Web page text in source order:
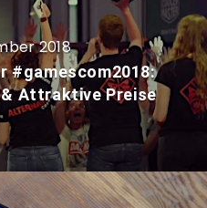
2018
#gamescom2018:
& Attraktive Preise